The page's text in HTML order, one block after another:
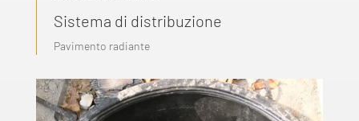
Sistema di distribuzione
Pavimento radiante